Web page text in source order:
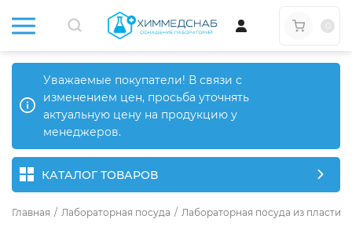
Уважаемые покупатели! В связи с
изменением цен, просьба уточнять
актуальную цену на продукцию у
менеджеров.
КАТАЛОГ ТОВАРОВ
Главная / Лабораторная посуда / Лабораторная посуда из пластика